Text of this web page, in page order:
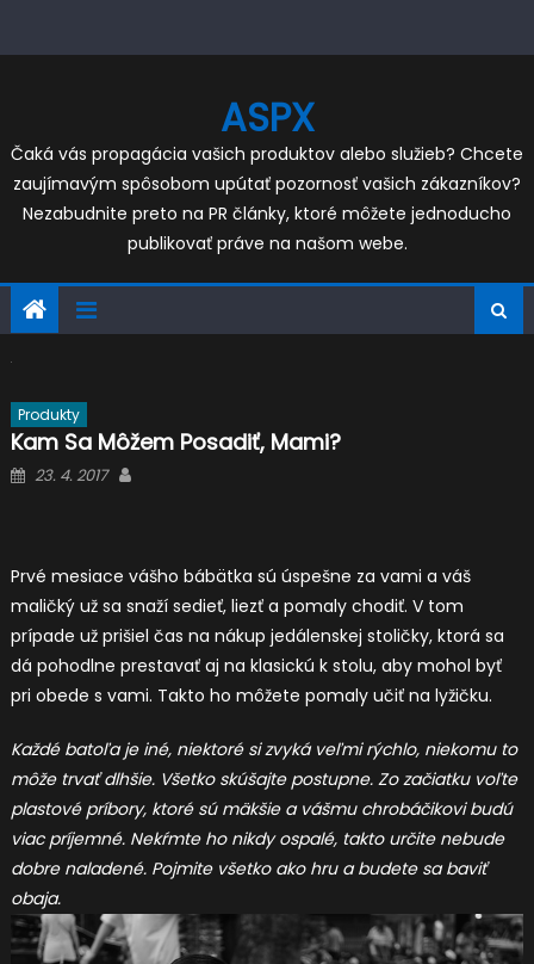
ASPX
Čaká vás propagácia vašich produktov alebo služieb? Chcete
zaujímavým spôsobom upútať pozornosť vašich zákazníkov?
Nezabudnite preto na PR články, ktoré môžete jednoducho
publikovať práve na našom webe.
Produkty
Kam Sa Môžem Posadiť, Mami?
Posted
23. 4. 2017
Prvé mesiace vášho bábätka sú úspešne za vami a váš
maličký už sa snaží sedieť, liezť a pomaly chodiť. V tom
prípade už prišiel čas na nákup jedálenskej stoličky, ktorá sa
dá pohodlne prestavať aj na klasickú k stolu, aby mohol byť
pri obede s vami. Takto ho môžete pomaly učiť na lyžičku.
Každé batoľa je iné, niektoré si zvyká veľmi rýchlo, niekomu to
môže trvať dlhšie. Všetko skúšajte postupne. Zo začiatku voľte
plastové príbory, ktoré sú mäkšie a vášmu chrobáčikovi budú
viac príjemné. Nekŕmte ho nikdy ospalé, takto určite nebude
dobre naladené. Pojmite všetko ako hru a budete sa baviť
obaja.